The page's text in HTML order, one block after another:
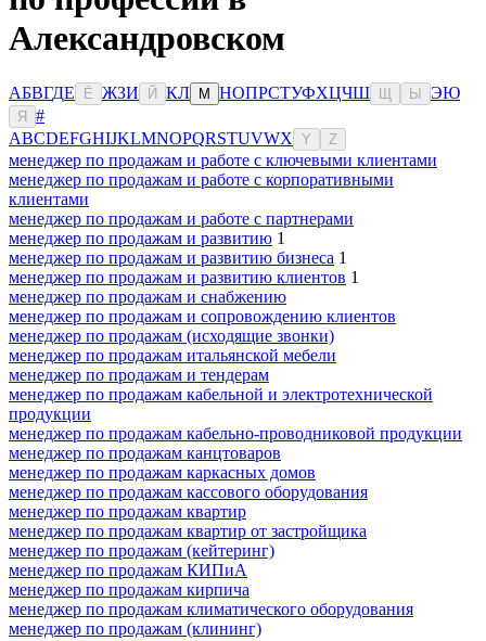
Александровском
АБВГДЕ Ё ЖЗИ Й КЛ М НОПРСТУФХЦЧШ Ы ЭЮ
Я
#
ABCDEFGHIJKLMNOPQRSTUVWX Y Z
менеджер по продажам и работе с ключевыми клиентами
менеджер по продажам и работе с корпоративными
клиентами
менеджер по продажам и работе с партнерами
менеджер по продажам и развитию 1
менеджер по продажам и развитию бизнеса 1
менеджер по продажам и развитию клиентов 1
менеджер по продажам и снабжению
менеджер по продажам и сопровождению клиентов
менеджер по продажам (исходящие звонки)
менеджер по продажам итальянской мебели
менеджер по продажам и тендерам
менеджер по продажам кабельной и электротехнической
продукции
менеджер по продажам кабельно-проводниковой продукции
менеджер по продажам канцтоваров
менеджер по продажам каркасных домов
менеджер по продажам кассового оборудования
менеджер по продажам квартир
менеджер по продажам квартир от застройщика
менеджер по продажам (кейтеринг)
менеджер по продажам КИПиА
менеджер по продажам кирпича
менеджер по продажам климатического оборудования
менеджер по продажам (клининг)